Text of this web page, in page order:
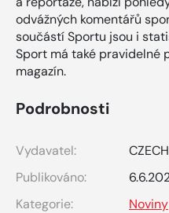
odvážných komentářů
součástí Sportu jsou i
Sport má také pravidelné
magazín.
Podrobnosti
Vydavatel:
Publikováno:
Kategorie:
Noviny